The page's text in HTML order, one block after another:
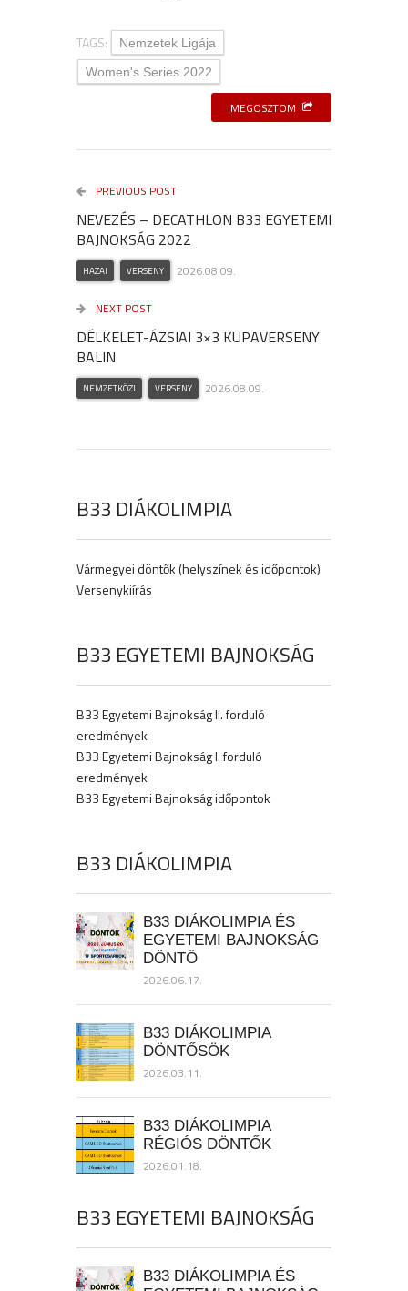
TAGS:
Nemzetek Ligája
Women's Series 2022
MEGOSZTOM
PREVIOUS POST
NEVEZÉS – DECATHLON B33 EGYETEMI
BAJNOKSÁG 2022
HAZAI VERSENY 2026.08.09.
NEXT POST
DÉLKELET-ÁZSIAI 3×3 KUPAVERSENY
BALIN
NEMZETKÖZI VERSENY 2026.08.09.
B33 DIÁKOLIMPIA
Vármegyei döntők (helyszínek és időpontok)
Versenykiírás
B33 EGYETEMI BAJNOKSÁG
B33 Egyetemi Bajnokság II. forduló
eredmények
B33 Egyetemi Bajnokság I. forduló
eredmények
B33 Egyetemi Bajnokság időpontok
B33 DIÁKOLIMPIA
B33 DIÁKOLIMPIA ÉS
EGYETEMI BAJNOKSÁG
DÖNTŐ
2026.06.17.
B33 DIÁKOLIMPIA
DÖNTŐSÖK
2026.03.11.
B33 DIÁKOLIMPIA
RÉGIÓS DÖNTŐK
2026.01.18.
B33 EGYETEMI BAJNOKSÁG
B33 DIÁKOLIMPIA ÉS